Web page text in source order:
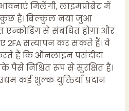
मिलेंगी, लाइमप्रोबेट में
है। बिल्कुल नया जुआ
एन्कोडिंग से संबंधित होगा और
2FA सत्यापन कर सकते हैं। वे
हैं कि ऑनलाइन पसंदीदा
पैसे निश्चित रूप से सुरक्षित हैं।
कई शुल्क युक्तियाँ प्रदान